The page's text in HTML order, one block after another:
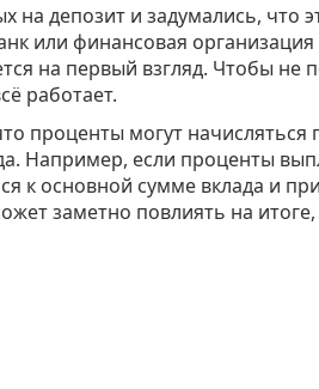
на депозит и задумались, что
или финансовая
на первый взгляд. Чтобы не
работает.
проценты могут начисляться
Например, если проценты
к основной сумме вклада и
заметно повлиять на